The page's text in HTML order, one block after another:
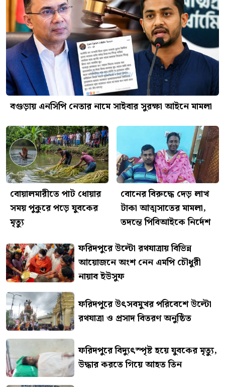
বগুড়ায় এনসিপি নেতার নামে সাইবার সুরক্ষা আইনে মামলা
বোয়ালমারীতে পাট ধোয়ার
সময় পুকুরে পড়ে যুবকের
মৃত্যু
বোনের বিরুদ্ধে দেড় লাখ
টাকা আত্মসাতের মামলা,
তদন্তে পিবিআইকে নির্দেশ
ফরিদপুরে উল্টো রথযাত্রায় বিভিন্ন
আয়োজনে অংশ নেন এমপি চৌধুরী
নায়াব ইউসুফ
ফরিদপুরে উৎসবমুখর পরিবেশে উল্টো
রথযাত্রা ও প্রসাদ বিতরণ অনুষ্ঠিত
ফরিদপুরে বিদ্যুৎস্পৃষ্ট হয়ে যুবকের মৃত্যু,
উদ্ধার করতে গিয়ে আহত তিন